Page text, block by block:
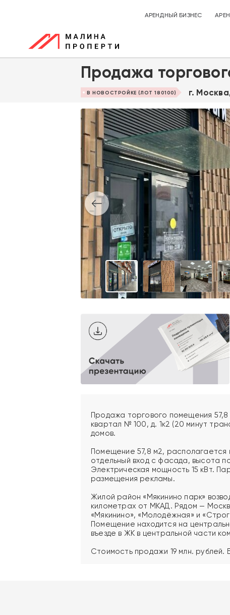
АРЕНДНЫЙ БИЗНЕС
Продажа
В НОВОСТРОЙКЕ (ЛОТ 180100) г.
Продажа торгового помещения
квартал № 100, д. 1к2 (20 минут
домов.
Помещение 57,8 м2, располагается
отдельный вход с фасада, высота
Электрическая мощность 15 кВт.
размещения рекламы.
Жилой район «Мякинино парк»
километрах от МКАД. Рядом —
«Мякинино», «Молодёжная» и
Помещение находится на
въезде в ЖК в центральной части
Стоимость продажи 19 млн. рублей.